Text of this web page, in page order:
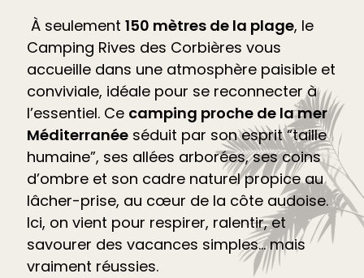
À seulement150 mètres de la plage, le
Camping Rives des Corbières vous
accueille dans une atmosphère paisible et
conviviale, idéale pour se reconnecter à
l’essentiel. Ce camping proche de la mer
Méditerranée séduit par son esprit “taille
humaine”, ses allées arborées, ses coins
d’ombre et son cadre naturel propice au
lâcher-prise, au cœur de la côte audoise.
Ici, on vient pour respirer, ralentir, et
savourer des vacances simples… mais
vraiment réussies.